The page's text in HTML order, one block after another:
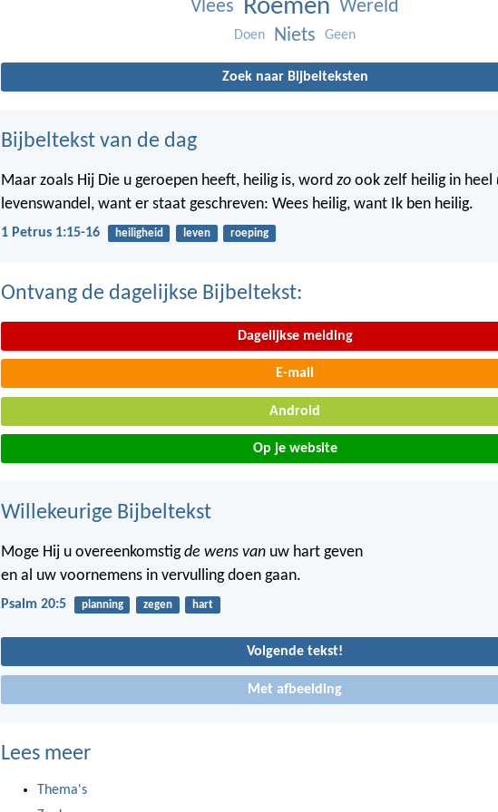
Vlees Roemen Wereld
Doen Niets Geen
Zoek naar Bijbelteksten
Bijbeltekst van de dag
Maar zoals Hij Die u geroepen heeft, heilig is, word zo ook zelf heilig in heel
levenswandel, want er staat geschreven: Wees heilig, want Ik ben heilig.
1 Petrus 1:15-16 heiligheid leven roeping
Ontvang de dagelijkse Bijbeltekst:
Dagelijkse melding
E-mail
Android
Op je website
Willekeurige Bijbeltekst
Moge Hij u overeenkomstigde wens van uw hart geven
en al uw voornemens in vervulling doen gaan.
Psalm 20:5 planning zegen hart
Volgende tekst!
Met afbeelding
Lees meer
Thema's